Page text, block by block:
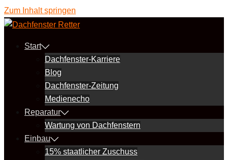
Zum Inhalt springen
Start
Dachfenster-Karriere
Blog
Dachfenster-Zeitung
Medienecho
Reparatur
Wartung von Dachfenstern
Einbau
15% staatlicher Zuschuss